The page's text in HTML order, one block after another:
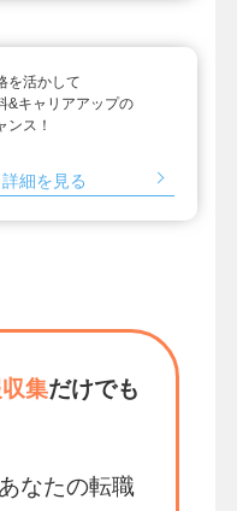
を活かして
&キャリアアップの
ンス！
詳細を見る
集だけでも
なたの転職